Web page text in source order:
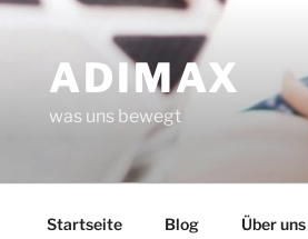
ADIMAX
was uns bewegt
Startseite Blog Über uns